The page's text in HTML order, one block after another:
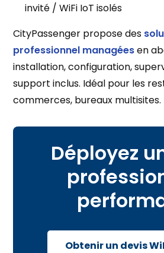
invité / WiFi IoT isolés
CityPassenger propose des
professionnel managéesen
installation, configuration,
support inclus. Idéal pour les
commerces, bureaux multisites.
Déployez
Obtenir un devis